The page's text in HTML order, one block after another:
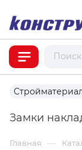
Замки
Главная —